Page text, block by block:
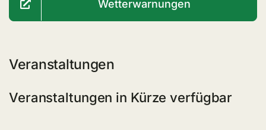
Wetterwarnungen
Veranstaltungen
Veranstaltungen in Kürze verfügbar